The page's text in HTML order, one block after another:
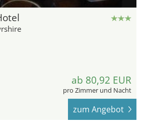
ab 80,92 EUR
pro Zimmer und Nacht
zum Angebot